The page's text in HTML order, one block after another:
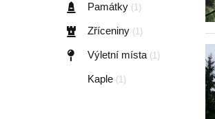
Památky (1)
Zříceniny (1)
Výletní místa (1)
Kaple (1)